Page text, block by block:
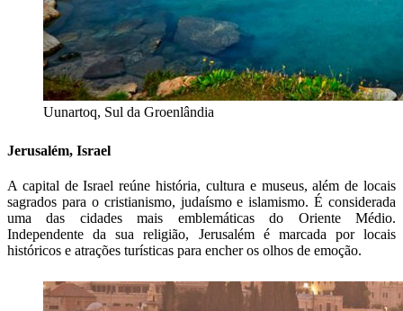
Uunartoq, Sul da Groenlândia
Jerusalém, Israel
A capital de Israel reúne história, cultura e museus, além de locais
sagrados para o cristianismo, judaísmo e islamismo. É considerada
uma das cidades mais emblemáticas do Oriente Médio.
Independente da sua religião, Jerusalém é marcada por locais
históricos e atrações turísticas para encher os olhos de emoção.